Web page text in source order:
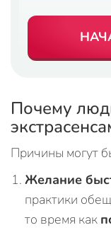
Почему
Причины могут
Желание
практики
то время как